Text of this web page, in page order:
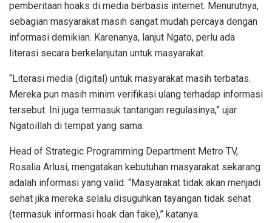
pemberitaan hoaks di media berbasis internet. Menurutnya,
sebagian masyarakat masih sangat mudah percaya dengan
informasi demikian. Karenanya, lanjut Ngato, perlu ada
literasi secara berkelanjutan untuk masyarakat.
“Literasi media (digital) untuk masyarakat masih terbatas.
Mereka pun masih minim verifikasi ulang terhadap informasi
tersebut. Ini juga termasuk tantangan regulasinya,” ujar
Ngatoillah di tempat yang sama.
Head of Strategic Programming Department Metro TV,
Rosalia Arlusi, mengatakan kebutuhan masyarakat sekarang
adalah informasi yang valid. “Masyarakat tidak akan menjadi
sehat jika mereka selalu disuguhkan tayangan tidak sehat
(termasuk informasi hoak dan fake),” katanya.